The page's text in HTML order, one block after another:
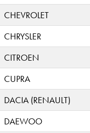
CHEVROLET
CHRYSLER
CITROEN
CUPRA
DACIA (RENAULT)
DAEWOO